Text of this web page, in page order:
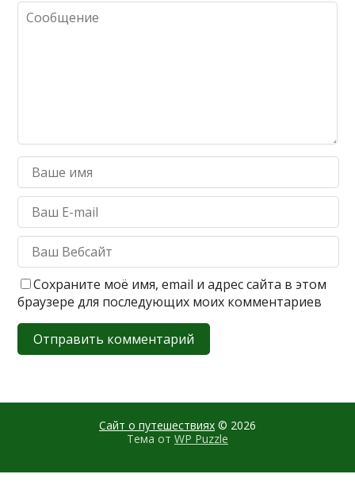
Сохраните моё имя, email и адрес сайта в этом
браузере для последующих моих комментариев
Сайт о путешествиях © 2026
Тема от WP Puzzle